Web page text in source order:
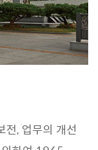
전, 업무의 개선